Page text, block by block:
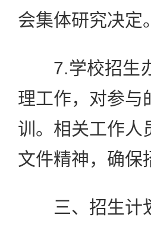
会集体研究决定。
7.学校招生办
理工作，对参与
训。相关工作人
文件精神，确保
三、招生计